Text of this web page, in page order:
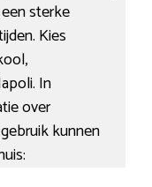
sterke
Kies
In
over
kunnen